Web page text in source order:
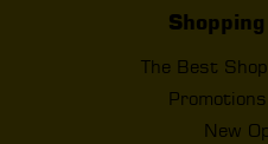
The Best
New